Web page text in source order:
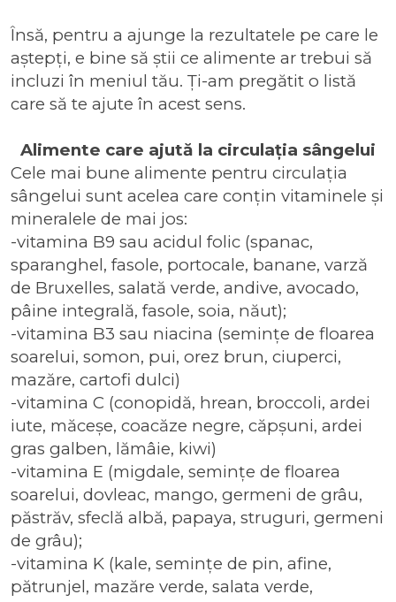
Însă, pentru a ajunge la rezultatele pe care le
aștepți, e bine să știi ce alimente ar trebui să
incluzi în meniul tău. Ți-am pregătit o listă
care să te ajute în acest sens.
Alimente care ajută la circulația sângelui
Cele mai bune alimente pentru circulația
sângelui sunt acelea care conțin vitaminele și
mineralele de mai jos:
-vitamina B9 sau acidul folic (spanac,
sparanghel, fasole, portocale, banane, varză
de Bruxelles, salată verde, andive, avocado,
pâine integrală, fasole, soia, năut);
-vitamina B3 sau niacina (semințe de floarea
soarelui, somon, pui, orez brun, ciuperci,
mazăre, cartofi dulci)
-vitamina C (conopidă, hrean, broccoli, ardei
iute, măceșe, coacăze negre, căpșuni, ardei
gras galben, lămâie, kiwi)
-vitamina E (migdale, semințe de floarea
soarelui, dovleac, mango, germeni de grâu,
păstrăv, sfeclă albă, papaya, struguri, germeni
de grâu);
-vitamina K (kale, semințe de pin, afine,
pătrunjel, mazăre verde, salata verde,